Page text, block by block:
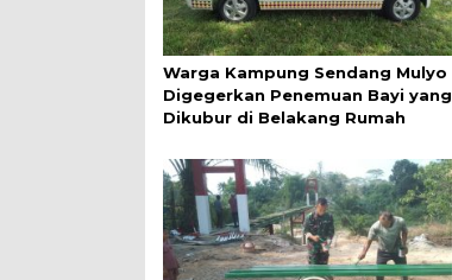
Warga Kampung Sendang Mulyo
Digegerkan Penemuan Bayi yang
Dikubur di Belakang Rumah